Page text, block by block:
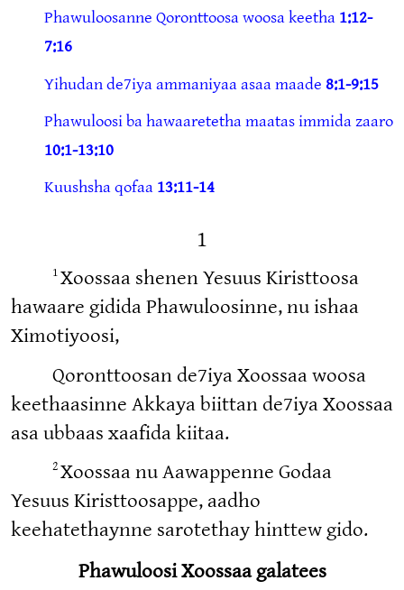
Phawuloosanne Qoronttoosa woosa keetha 1:12-
7:16
Yihudan de7iya ammaniyaa asaa maade 8:1-9:15
Phawuloosi ba hawaaretetha maatas immida zaaro
10:1-13:10
Kuushsha qofaa 13:11-14
1
1Xoossaa shenen Yesuus Kiristtoosa
hawaare gidida Phawuloosinne, nu ishaa
Ximotiyoosi,
Qoronttoosan de7iya Xoossaa woosa
keethaasinne Akkaya biittan de7iya Xoossaa
asa ubbaas xaafida kiitaa.
2Xoossaa nu Aawappenne Godaa
Yesuus Kiristtoosappe, aadho
keehatethaynne sarotethay hinttew gido.
Phawuloosi Xoossaa galatees